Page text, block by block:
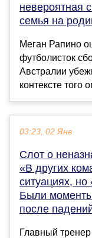
невероятная
семья на
Меган Рапино
футболисток
Австралии
контексте того
03:23, 02 Янв
Слот о
«В других
ситуациях, но
Были
после
Главный